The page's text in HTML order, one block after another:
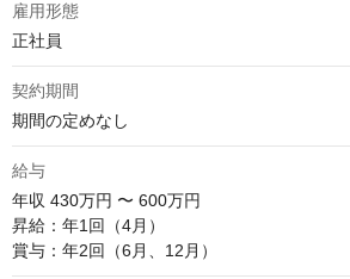
雇用形態
正社員
契約期間
期間の定めなし
給与
年収 430万円 〜 600万円
昇給：年1回（4月）
賞与：年2回（6月、12月）